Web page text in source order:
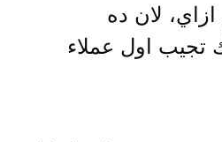
لان ده
تجيب اول عملاء